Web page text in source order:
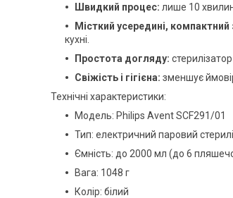
Швидкий процес: лише 10 хвилин
Місткий усередині, компактний
кухні.
Простота догляду:
Свіжість і гігієна: зменшує
Технічні характеристики:
Модель: Philips Avent SCF291/01
Тип: електричний паровий
Ємність: до 2000 мл (до 6
Вага: 1048 г
Колір: білий